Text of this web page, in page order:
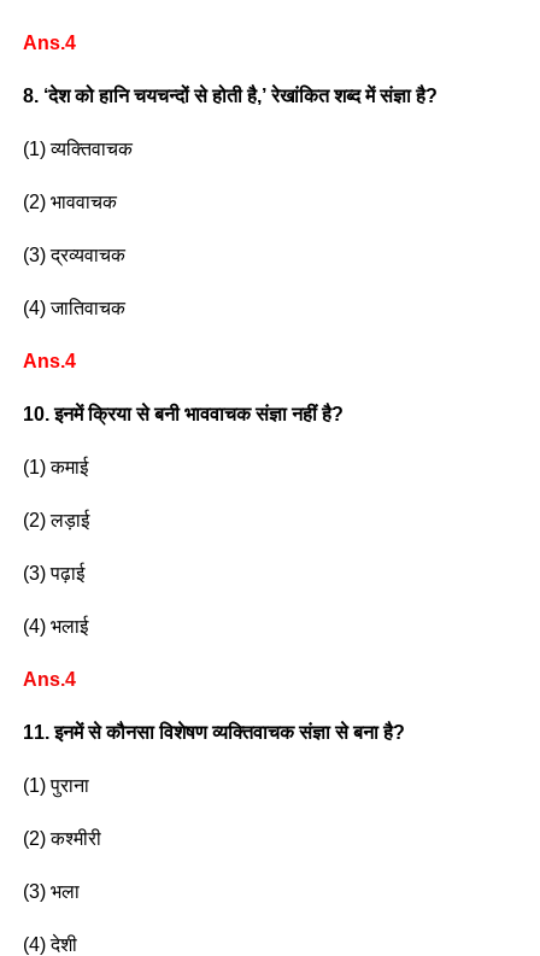
Ans.4
8. ‘देश को हानि चयचन्दों से होती है,’ रेखांकित शब्द में संज्ञा है?
(1) व्यक्तिवाचक
(2) भाववाचक
(3) द्रव्यवाचक
(4) जातिवाचक
Ans.4
10. इनमें क्रिया से बनी भाववाचक संज्ञा नहीं है?
(1) कमाई
(2) लड़ाई
(3) पढ़ाई
(4) भलाई
Ans.4
11. इनमें से कौनसा विशेषण व्यक्तिवाचक संज्ञा से बना है?
(1) पुराना
(2) कश्मीरी
(3) भला
(4) देशी